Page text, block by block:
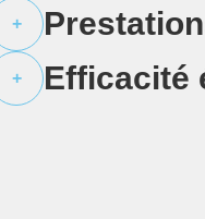
+
+ Efficacité